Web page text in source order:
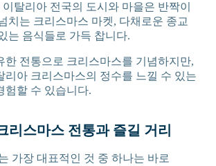
탈리아 전국의 도시와 마을은 반짝이
치는 크리스마스 마켓, 다채로운 종교
는 음식들로 가득 찹니다.
한 전통으로 크리스마스를 기념하지만,
리아 크리스마스의 정수를 느낄 수 있는
험할 수 있습니다.
리스마스 전통과 즐길 거리
가장 대표적인 것 중 하나는 바로